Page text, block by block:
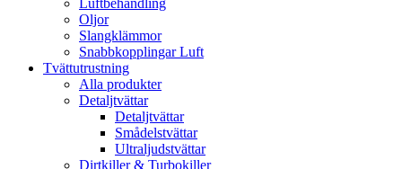
Luftbehandling
Oljor
Slangklämmor
Snabbkopplingar Luft
Tvättutrustning
Alla produkter
Detaljtvättar
Detaljtvättar
Smådelstvättar
Ultraljudstvättar
Dirtkiller & Turbokiller